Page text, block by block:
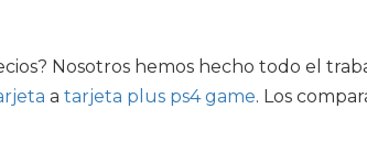
Nosotros hemos hecho todo el
a tarjeta plus ps4 game. Los